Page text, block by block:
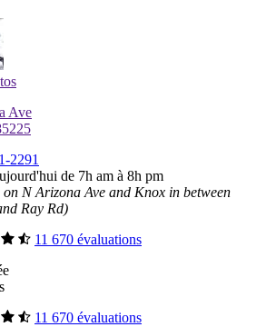
Ave
2291
de 7h am à 8h pm
on N Arizona Ave and Knox in between
Ray Rd)
11 670 évaluations
11 670 évaluations